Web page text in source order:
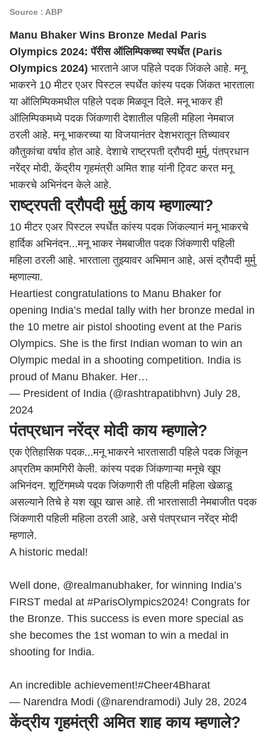
Source : ABP
Manu Bhaker Wins Bronze Medal Paris
Olympics 2024:पॅरीस ऑलिम्पिकच्या स्पर्धेत (Paris
Olympics 2024) भारताने आज पहिले पदक जिंकले आहे. मनू
भाकरने 10 मीटर एअर पिस्टल स्पर्धेत कांस्य पदक जिंकत भारताला
या ऑलिम्पिकमधील पहिले पदक मिळवून दिले. मनू भाकर ही
ऑलिम्पिकमध्ये पदक जिंकणारी देशातील पहिली महिला नेमबाज
ठरली आहे. मनू भाकरच्या या विजयानंतर देशभरातून तिच्यावर
कौतुकांचा वर्षाव होत आहे. देशाचे राष्ट्रपती द्रौपदी मुर्मु, पंतप्रधान
नरेंद्र मोदी, केंद्रीय गृहमंत्री अमित शाह यांनी ट्विट करत मनू
भाकरचे अभिनंदन केले आहे.
राष्ट्रपती द्रौपदी मुर्मु काय म्हणाल्या?
10 मीटर एअर पिस्टल स्पर्धेत कांस्य पदक जिंकल्यानं मनू भाकरचे
हार्दिक अभिनंदन...मनू भाकर नेमबाजीत पदक जिंकणारी पहिली
महिला ठरली आहे. भारताला तुझ्यावर अभिमान आहे, असं द्रौपदी मुर्मु
म्हणाल्या.
Heartiest congratulations to Manu Bhaker for
opening India’s medal tally with her bronze medal in
the 10 metre air pistol shooting event at the Paris
Olympics. She is the first Indian woman to win an
Olympic medal in a shooting competition. India is
proud of Manu Bhaker. Her…
— President of India (@rashtrapatibhvn) July 28,
2024
पंतप्रधान नरेंद्र मोदी काय म्हणाले?
एक ऐतिहासिक पदक...मनू भाकरने भारतासाठी पहिले पदक जिंकून
अप्रतिम कामगिरी केली. कांस्य पदक जिंकणाऱ्या मनूचे खूप
अभिनंदन. शूटिंगमध्ये पदक जिंकणारी ती पहिली महिला खेळाडू
असल्याने तिचे हे यश खूप खास आहे. ती भारतासाठी नेमबाजीत पदक
जिंकणारी पहिली महिला ठरली आहे, असे पंतप्रधान नरेंद्र मोदी
म्हणाले.
A historic medal!
Well done, @realmanubhaker, for winning India’s
FIRST medal at #ParisOlympics2024! Congrats for
the Bronze. This success is even more special as
she becomes the 1st woman to win a medal in
shooting for India.
An incredible achievement!#Cheer4Bharat
— Narendra Modi (@narendramodi) July 28, 2024
केंद्रीय गृहमंत्री अमित शाह काय म्हणाले?